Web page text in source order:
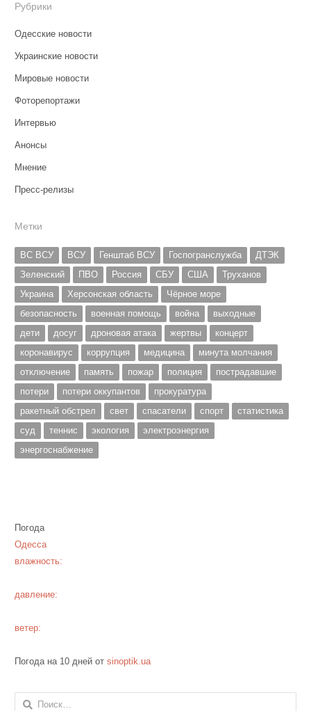
Рубрики
Одесские новости
Украинские новости
Мировые новости
Фоторепортажи
Интервью
Анонсы
Мнение
Пресс-релизы
Метки
ВС ВСУ ВСУ Генштаб ВСУ Госпогранслужба
ДТЭК
Зеленский
ПВО Россия СБУ США
Труханов
Украина
Херсонская область
Чёрное море
безопасность
военная помощь война
выходные
дети
досуг дроновая атака жертвы
концерт
коронавирус
коррупция медицина
минута молчания
отключение
память пожар полиция
пострадавшие
потери
потери оккупантов
прокуратура
ракетный обстрел
свет спасатели спорт
статистика
суд
теннис экология
электроэнергия
энергоснабжение
Погода
Одесса
влажность:
давление:
ветер:
Погода на 10 дней от sinoptik.ua
Найти: